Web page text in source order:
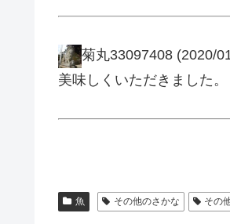
菊丸33097408 (2020/
美味しくいただきました。
魚 その他のさかな その